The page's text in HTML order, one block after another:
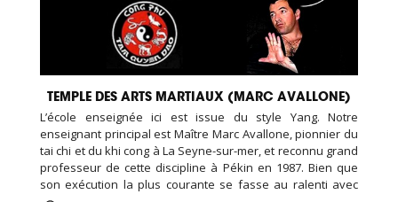
TEMPLE DES ARTS MARTIAUX (MARC AVALLONE)
L’école enseignée ici est issue du style Yang. Notre
enseignant principal est Maître Marc Avallone, pionnier du
tai chi et du khi cong à La Seyne-sur-mer, et reconnu grand
professeur de cette discipline à Pékin en 1987. Bien que
son exécution la plus courante se fasse au ralenti avec